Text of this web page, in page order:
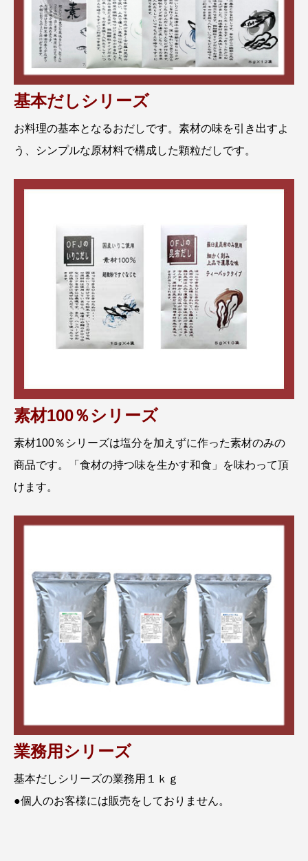
基本だしシリーズ
お料理の基本となるおだしです。素材の味を引き出すよ
う、シンプルな原材料で構成した顆粒だしです。
素材100％シリーズ
素材100％シリーズは塩分を加えずに作った素材のみの
商品です。「食材の持つ味を生かす和食」を味わって頂
けます。
業務用シリーズ
基本だしシリーズの業務用１ｋｇ
●個人のお客様には販売をしておりません。